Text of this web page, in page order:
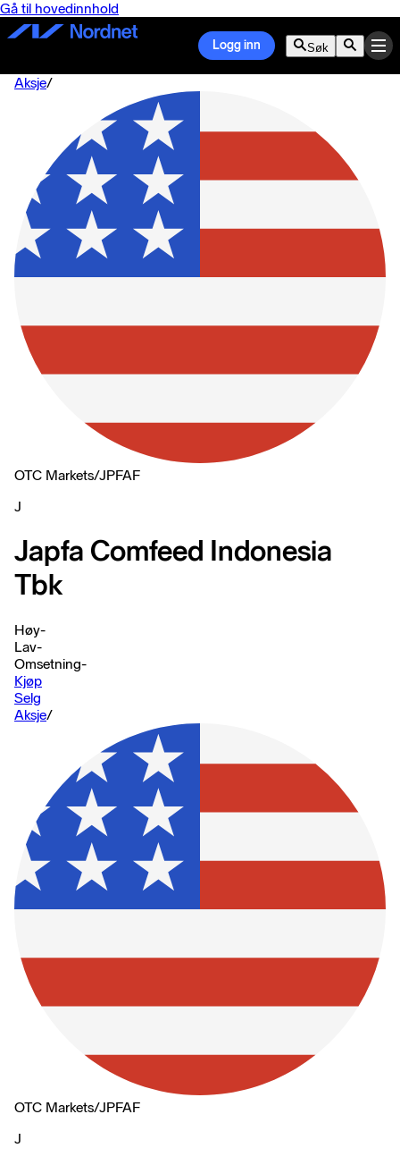
Gå til hovedinnhold
Logg inn Søk
Aksje/
OTC Markets/JPFAF
J
Japfa Comfeed Indonesia
Tbk
Høy-
Lav-
Omsetning-
Kjøp
Selg
Aksje/
OTC Markets/JPFAF
J